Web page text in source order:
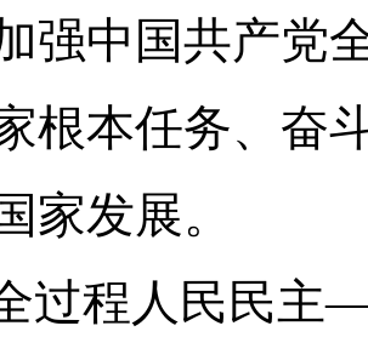
强中国共产党
根本任务、奋
家发展。
过程人民民主